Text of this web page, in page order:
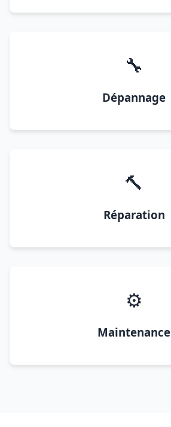
🔧
Dépannage
🔨
Réparation
⚙️
Maintenance